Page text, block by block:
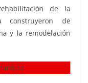
de la
construyeron de
y la remodelación